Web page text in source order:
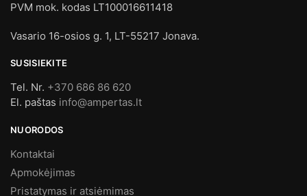
PVM mok. kodas LT100016611418
Vasario 16-osios g. 1, LT-55217 Jonava.
SUSISIEKITE
Tel. Nr. +370 686 86 620
El. paštas info@ampertas.lt
NUORODOS
Kontaktai
Apmokėjimas
Pristatymas ir atsiėmimas